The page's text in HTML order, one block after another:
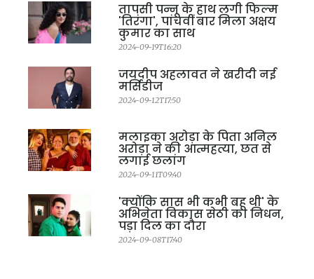
तापसी पन्नू के हाथ लगी फिल्म
'तिरंगा', पांचवीं बार मिला अक्षय
कुमार का साथ
2024-09-19T16:20
जयदीप अहलावत ने खरीदी नई
मर्सिडीज
2024-09-12T17:50
मलाइका अरोड़ा के पिता अनिल
अरोड़ा ने की आत्महत्या, छत से
लगाई छलांग
2024-09-11T09:40
'क्योंकि सास भी कभी बहू थी' के
अभिनेता विकास सेठी का निधन,
पड़ा दिल का दौरा
2024-09-08T17:40